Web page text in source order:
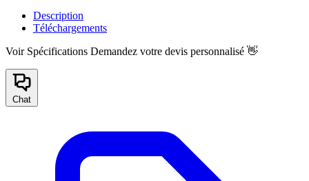
Description
Téléchargements
Voir Spécifications Demandez votre devis personnalisé 👋
Chat